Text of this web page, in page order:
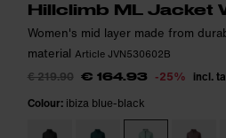
Hillclimb ML Jacket
Women's mid layer made from
material Article JVN530602B
€ 219.90 € 164.93 -25% incl.
Colour: ibiza blue-black